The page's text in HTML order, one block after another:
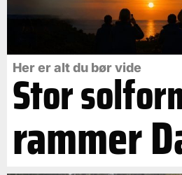
Her er alt du bør vide
Stor
rammer